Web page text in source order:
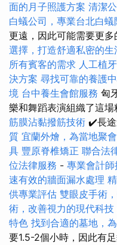
面的月子照護方案 清潔
白蟻公司，專業台北白蟻
更遠，因此可能需要更多
選擇，打造舒適私密的生
所有賓客的需求 人工植
決方案 尋找可靠的養護
境 台中養生會館服務 匈
樂和舞蹈表演組織了這場
筋膜沾黏撥筋技術 ✔️長
質 宜蘭外燴，為當地聚
具 豐原脊椎矯正 聯合法
位法律服務 - 專業會計
速有效的牆面漏水處理
供專業評估 雙眼皮手術
術，改善視力的現代科技
特色 找到合適的墓地，
要1.5-2個小時，因此有